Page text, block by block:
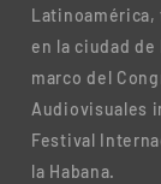
en la ciudad de
marco del
Audiovisuales
Festival
la Habana.